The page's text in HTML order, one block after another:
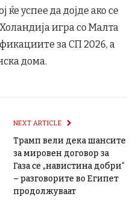
успее да дојде ако се
игра со Малта
за СП 2026, а
дома.
NEXT ARTICLE
Трамп вели дека шансите
за мировен договор за
Газа се „навистина добри“
– разговорите во Египет
продолжуваат